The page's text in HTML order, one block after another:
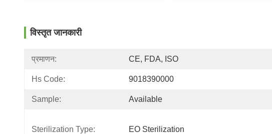
विस्तृत जानकारी
प्रमाणन: CE, FDA, ISO
Hs Code: 9018390000
Sample: Available
Sterilization Type: EO Sterilization